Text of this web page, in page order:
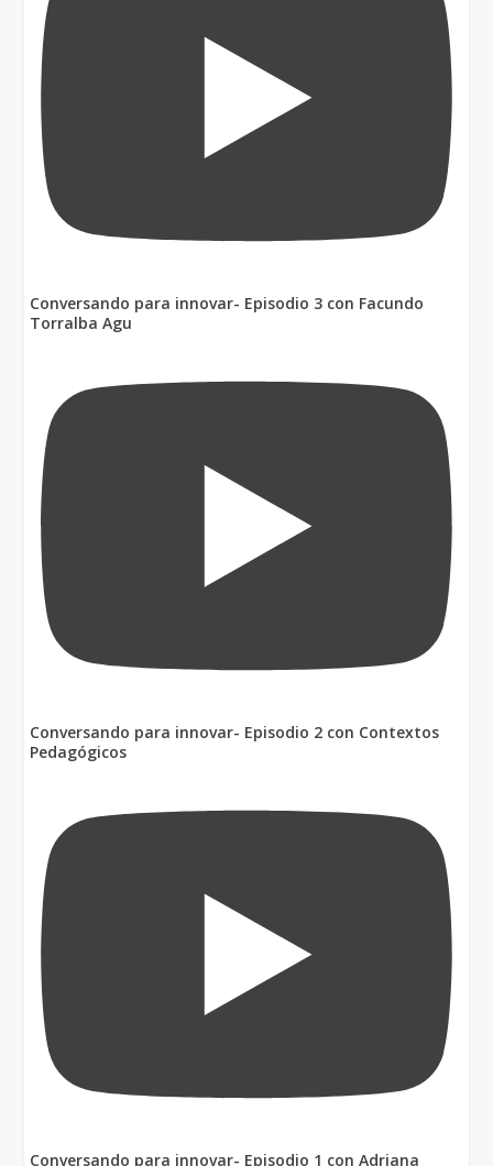
Conversando para innovar- Episodio 3 con Facundo
Torralba Agu
Conversando para innovar- Episodio 2 con Contextos
Pedagógicos
Conversando para innovar- Episodio 1 con Adriana